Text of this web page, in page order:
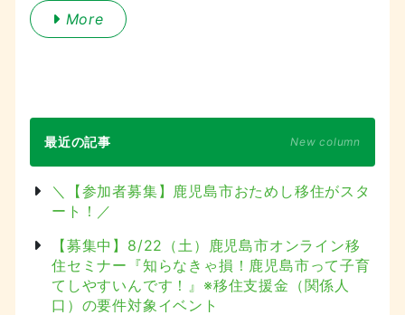
More
最近の記事 New column
＼【参加者募集】鹿児島市おためし移住がスタ
ート！／
【募集中】8/22（土）鹿児島市オンライン移
住セミナー『知らなきゃ損！鹿児島市って子育
てしやすいんです！』※移住支援金（関係人
口）の要件対象イベント